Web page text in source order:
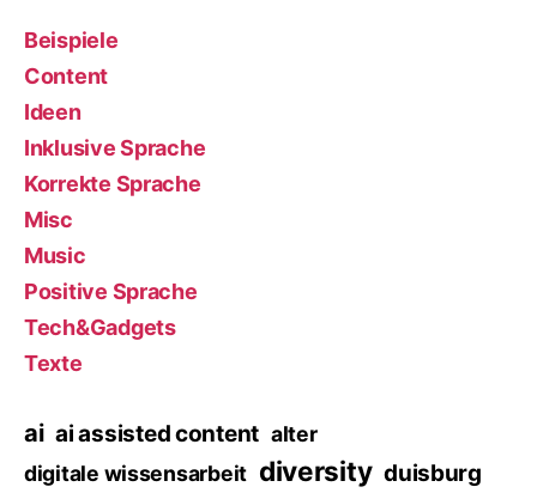
Beispiele
Content
Ideen
Inklusive Sprache
Korrekte Sprache
Misc
Music
Positive Sprache
Tech&Gadgets
Texte
ai ai assisted content alter
digitale wissensarbeit diversity duisburg